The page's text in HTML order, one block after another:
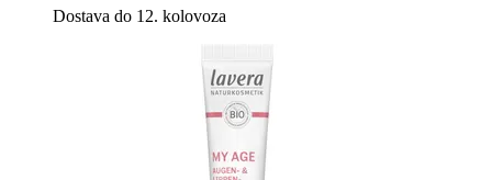
Dostava do 12. kolovoza